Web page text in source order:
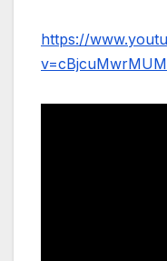
https://